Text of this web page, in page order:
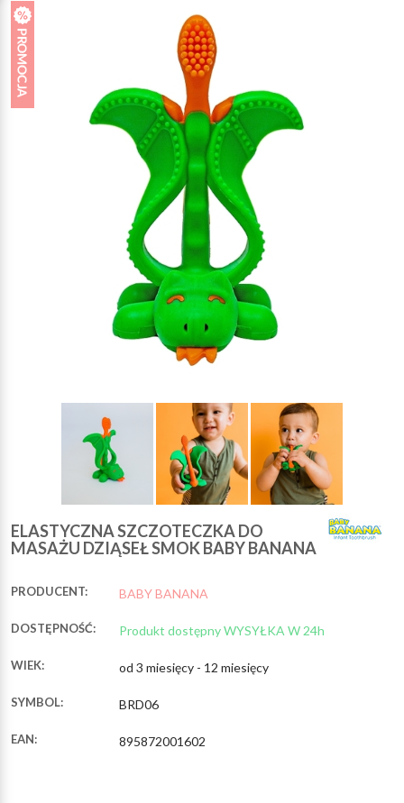
ELASTYCZNA SZCZOTECZKA DO
MASAŻU DZIĄSEŁ SMOK BABY BANANA
PRODUCENT: BABY BANANA
DOSTĘPNOŚĆ: Produkt dostępny WYSYŁKA W 24h
WIEK: od 3 miesięcy - 12 miesięcy
SYMBOL: BRD06
EAN: 895872001602